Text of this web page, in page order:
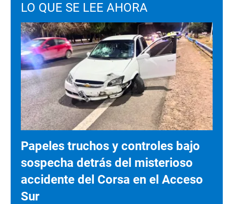
LO QUE SE LEE AHORA
Papeles truchos y controles bajo
sospecha detrás del misterioso
accidente del Corsa en el Acceso
Sur